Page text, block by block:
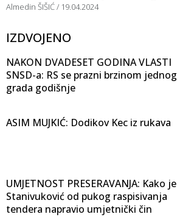
Almedin ŠIŠIĆ 19.04.2024
IZDVOJENO
NAKON DVADESET GODINA VLASTI
SNSD-a: RS se prazni brzinom jednog
grada godišnje
ASIM MUJKIĆ: Dodikov Kec iz rukava
UMJETNOST PRESERAVANJA: Kako je
Stanivuković od pukog raspisivanja
tendera napravio umjetnički čin